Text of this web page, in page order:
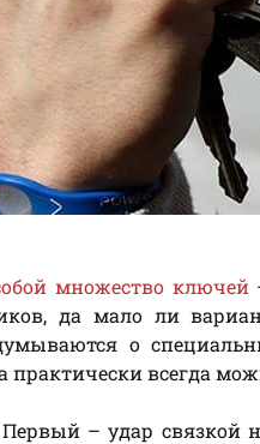
множество ключей
да мало ли
о
практически всегда
Первый – удар